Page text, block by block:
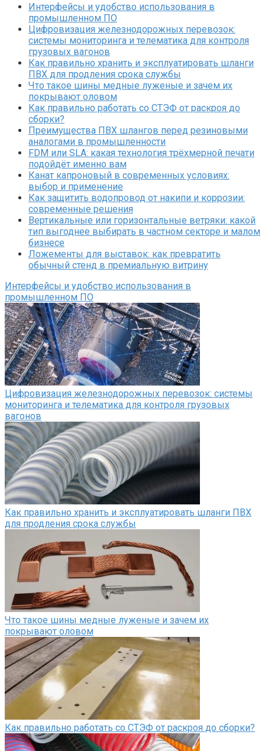
Интерфейсы и удобство использования в
промышленном ПО
Цифровизация железнодорожных перевозок:
системы мониторинга и телематика для контроля
грузовых вагонов
Как правильно хранить и эксплуатировать шланги
ПВХ для продления срока службы
Что такое шины медные луженые и зачем их
покрывают оловом
Как правильно работать со СТЭФ от раскроя до
сборки?
Преимущества ПВХ шлангов перед резиновыми
аналогами в промышленности
FDM или SLA: какая технология трёхмерной печати
подойдёт именно вам
Канат капроновый в современных условиях:
выбор и применение
Как защитить водопровод от накипи и коррозии:
современные решения
Вертикальные или горизонтальные ветряки: какой
тип выгоднее выбирать в частном секторе и малом
бизнесе
Ложементы для выставок: как превратить
обычный стенд в премиальную витрину
Интерфейсы и удобство использования в
промышленном ПО
Цифровизация железнодорожных перевозок: системы
мониторинга и телематика для контроля грузовых
вагонов
Как правильно хранить и эксплуатировать шланги ПВХ
для продления срока службы
Что такое шины медные луженые и зачем их
покрывают оловом
Как правильно работать со СТЭФ от раскроя до сборки?